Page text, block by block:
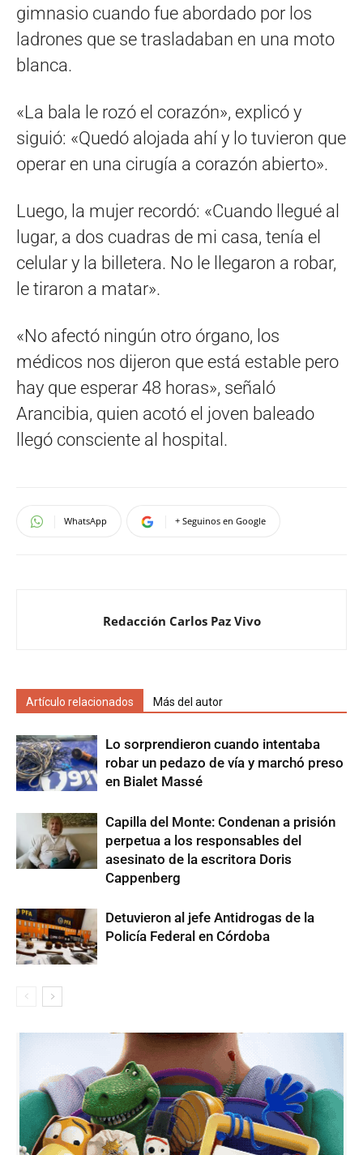
gimnasio cuando fue abordado por los
ladrones que se trasladaban en una moto
blanca.
«La bala le rozó el corazón», explicó y
siguió: «Quedó alojada ahí y lo tuvieron que
operar en una cirugía a corazón abierto».
Luego, la mujer recordó: «Cuando llegué al
lugar, a dos cuadras de mi casa, tenía el
celular y la billetera. No le llegaron a robar,
le tiraron a matar».
«No afectó ningún otro órgano, los
médicos nos dijeron que está estable pero
hay que esperar 48 horas», señaló
Arancibia, quien acotó el joven baleado
llegó consciente al hospital.
WhatsApp + Seguinos en Google
Redacción Carlos Paz Vivo
Artículo relacionados Más del autor
Lo sorprendieron cuando intentaba
robar un pedazo de vía y marchó preso
en Bialet Massé
Capilla del Monte: Condenan a prisión
perpetua a los responsables del
asesinato de la escritora Doris
Cappenberg
Detuvieron al jefe Antidrogas de la
Policía Federal en Córdoba